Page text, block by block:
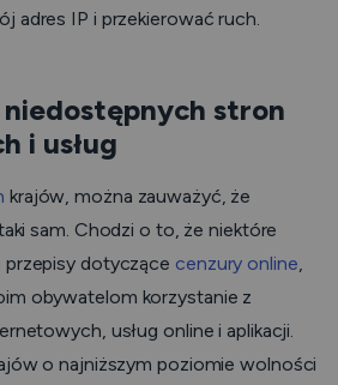
adres IP i przekierować ruch.
stron
i usług
krajów, można zauważyć, że
sam. Chodzi o to, że niektóre
dotyczące cenzury online,
obywatelom korzystanie z
usług online i aplikacji.
o najniższym poziomie wolności